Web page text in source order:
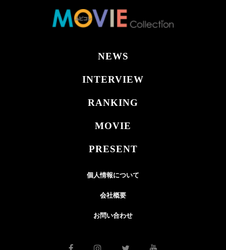
NEWS
INTERVIEW
RANKING
MOVIE
PRESENT
個人情報について
会社概要
お問い合わせ